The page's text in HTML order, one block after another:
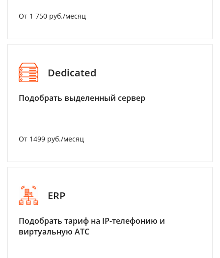
От 1 750 руб./месяц
Dedicated
Подобрать выделенный сервер
От 1499 руб./месяц
ERP
Подобрать тариф на IP-телефонию и
виртуальную АТС